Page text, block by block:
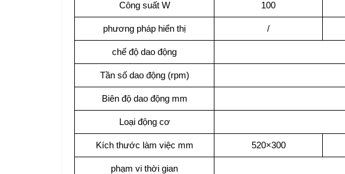
Công suất W 100
phương pháp hiển thị /
chế độ dao động
Tần số dao động (rpm)
Biên độ dao động mm
Loại động cơ
Kích thước làm việc mm 520×300
phạm vi thời gian